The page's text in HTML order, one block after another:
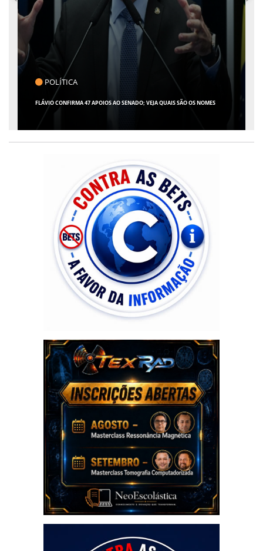
CLICK INDICA
GIRO POR SERGIPE, BRASIL E MUNDO - 07 DE AGOSTO DE 2026